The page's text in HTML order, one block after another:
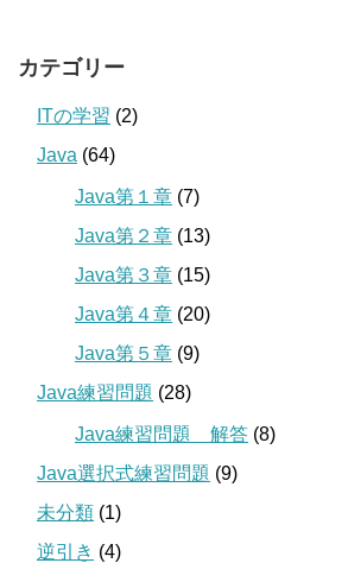
カテゴリー
ITの学習 (2)
Java (64)
Java第１章 (7)
Java第２章 (13)
Java第３章 (15)
Java第４章 (20)
Java第５章 (9)
Java練習問題 (28)
Java練習問題 解答 (8)
Java選択式練習問題 (9)
未分類 (1)
逆引き (4)